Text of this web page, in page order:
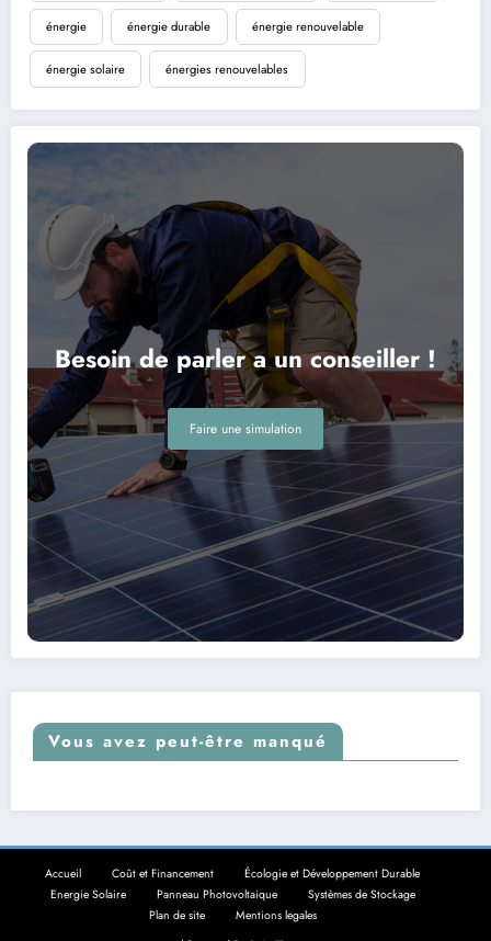
énergie énergie durable énergie renouvelable
énergie solaire énergies renouvelables
Besoin de parler a un conseiller !
Faire une simulation
Vous avez peut-être manqué
Accueil Coût et Financement
Écologie et Développement Durable
Energie Solaire
Panneau Photovoltaique
Systèmes de Stockage
Plan de site
Mentions legales